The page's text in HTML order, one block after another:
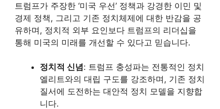
트럼프가 주장한 ‘미국 우선’ 정책과 강경한 이민 및
경제 정책, 그리고 기존 정치체제에 대한 반감을 공
유하며, 정치적 외부 요인보다 트럼프의 리더십을
통해 미국의 미래를 개선할 수 있다고 믿습니다.
정치적 신념: 트럼프 충성파는 전통적인 정치
엘리트와의 대립 구도를 강조하며, 기존 정치
질서에 도전하는 대안적 정치 모델을 지향합
니다.